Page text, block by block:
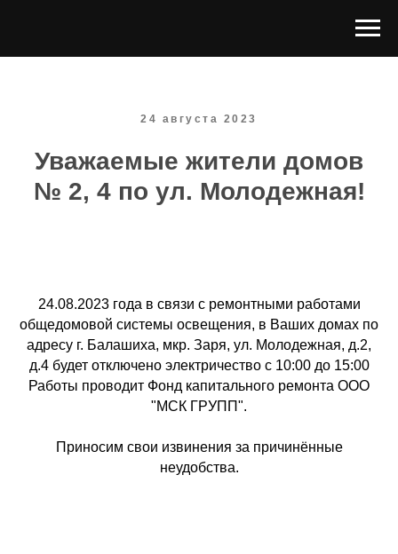
24 августа 2023
Уважаемые жители домов
№ 2, 4 по ул. Молодежная!
24.08.2023 года в связи с ремонтными работами
общедомовой системы освещения, в Ваших домах по
адресу г. Балашиха, мкр. Заря, ул. Молодежная, д.2,
д.4 будет отключено электричество с 10:00 до 15:00
Работы проводит Фонд капитального ремонта ООО
"МСК ГРУПП".
Приносим свои извинения за причинённые
неудобства.